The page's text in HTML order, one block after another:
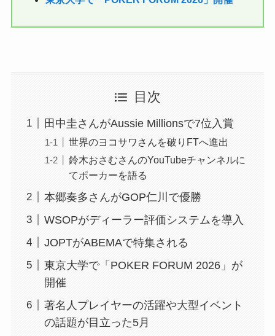
目次
田中圭さんがAussie Millionsで7位入賞
世界のヨコサワさんを破りFTへ進出
鈴木おさむさんのYouTubeチャンネルに
てポーカーを語る
本郷奏多さんがGOP仁川で優勝
WSOPがディーラー評価システムを導入
JOPTがABEMAで特集される
東京大学で「POKER FORUM 2026」が
開催
著名人プレイヤーの活躍や大型イベント
の話題が目立った5月